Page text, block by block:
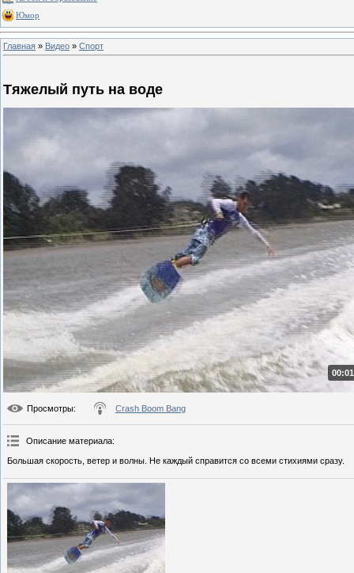
Юмор
Главная » Видео » Спорт
Тяжелый путь на воде
Просмотры: Crash Boom Bang
Описание материала:
Большая скорость, ветер и волны. Не каждый справится со всеми стихиями сразу.